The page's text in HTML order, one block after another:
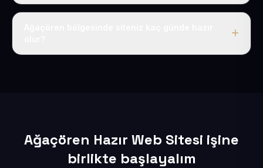
Tek fiyat uygulanır: yıllık 50 USD + KDV. Bu bedele alan
Ağaçören Hazır Web Sitesi işine
birlikte başlayalım